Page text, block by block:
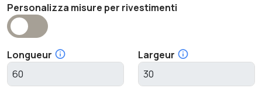
Personalizza misure per rivestimenti
Longueur Largeur